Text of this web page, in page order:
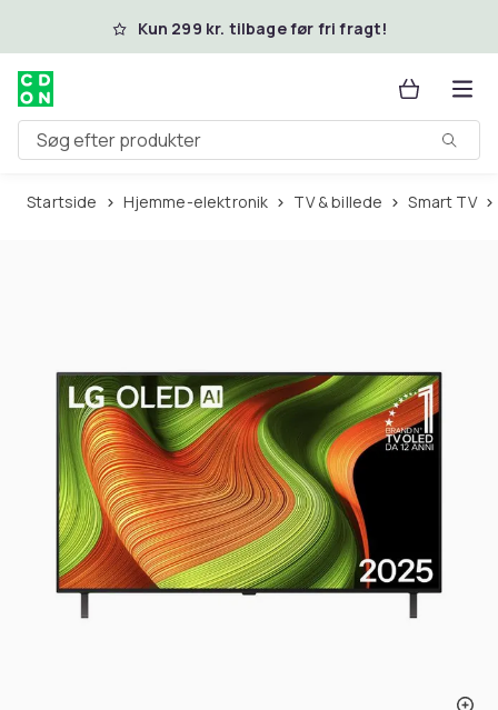
Spring til hovedindhold
Kun 299 kr. tilbage før fri fragt!
Søg efter produkter
Startside Hjemme-elektronik TV & billede Smart TV